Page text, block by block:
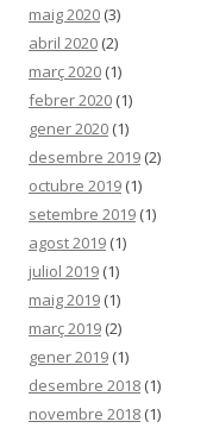
maig 2020 (3)
abril 2020 (2)
març 2020 (1)
febrer 2020 (1)
gener 2020 (1)
desembre 2019 (2)
octubre 2019 (1)
setembre 2019 (1)
agost 2019 (1)
juliol 2019 (1)
maig 2019 (1)
març 2019 (2)
gener 2019 (1)
desembre 2018 (1)
novembre 2018 (1)